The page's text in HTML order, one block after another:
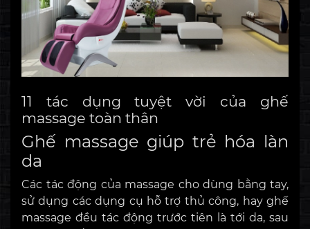
11 tác dụng tuyệt vời của ghế
massage toàn thân
Ghế massage giúp trẻ hóa làn
da
Các tác động của massage cho dùng bằng tay,
sử dụng các dụng cụ hỗ trợ thủ công, hay ghế
massage đều tác động trước tiên là tới da, sau